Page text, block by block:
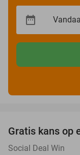
Gratis kans op
Social Deal Win